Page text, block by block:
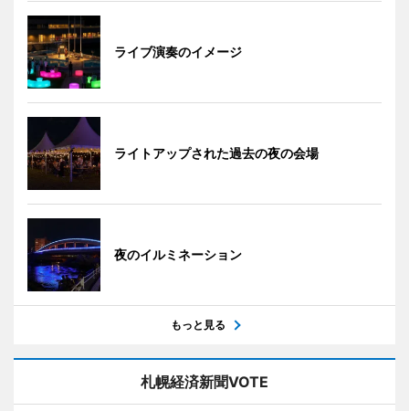
ライブ演奏のイメージ
ライトアップされた過去の夜の会場
夜のイルミネーション
もっと見る
札幌経済新聞VOTE